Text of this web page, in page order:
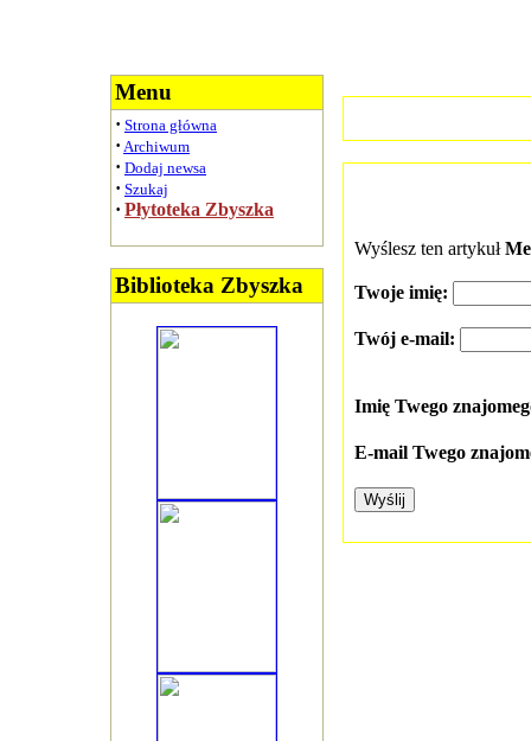
Menu
· Strona główna
· Archiwum
· Dodaj newsa
· Szukaj
· Płytoteka Zbyszka
Biblioteka Zbyszka
Wyślesz ten artykuł
Twoje imię:
Twój e-mail:
Imię Twego
E-mail Twego